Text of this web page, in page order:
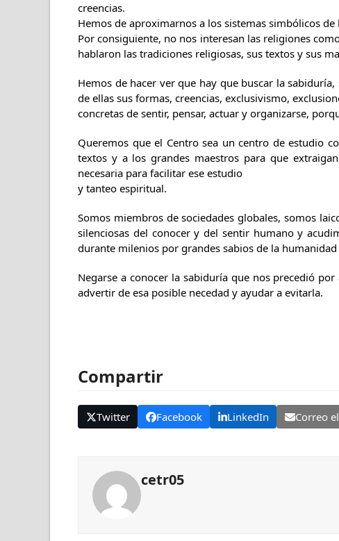
creencias.
Hemos de aproximarnos a los sistemas simbólicos
Por consiguiente, no nos interesan las religiones
hablaron las tradiciones religiosas, sus textos y sus
Hemos de hacer ver que hay que buscar la
de ellas sus formas, creencias, exclusivismo,
concretas de sentir, pensar, actuar y organizarse,
Queremos que el Centro sea un centro de estudio
textos y a los grandes maestros para que
necesaria para facilitar ese estudio
y tanteo espiritual.
Somos miembros de sociedades globales, somos
silenciosas del conocer y del sentir humano y
durante milenios por grandes sabios de la
Negarse a conocer la sabiduría que nos precedió
advertir de esa posible necedad y ayudar a evitarla.
Compartir
Twitter Facebook LinkedIn Correo
cetr05